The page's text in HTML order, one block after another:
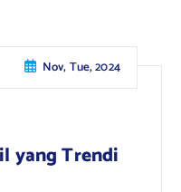
Nov, Tue, 2024
yang Trendi